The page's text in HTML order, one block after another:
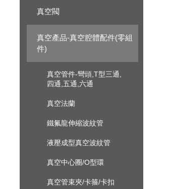
真空閥
真空產品-真空腔體配件(零組
件)
真空管件-彎頭,T型三通,
四通,五通,六通
真空法蘭
鐵氟龍伸縮波紋管
液壓成型真空波紋管
真空中心圈/O型環
真空管束夾/卡箍/卡扣